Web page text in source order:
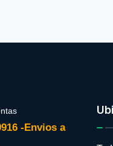
-Envios a